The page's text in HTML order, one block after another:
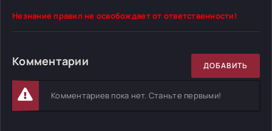
Незнание правил не освобождает от ответственности!
Комментарии ДОБАВИТЬ
Комментариев пока нет. Станьте первыми!